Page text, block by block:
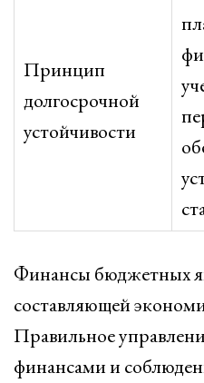
Принцип
долгосрочной
устойчивости
Финансы бюджетных
составляющей
Правильное
финансами и